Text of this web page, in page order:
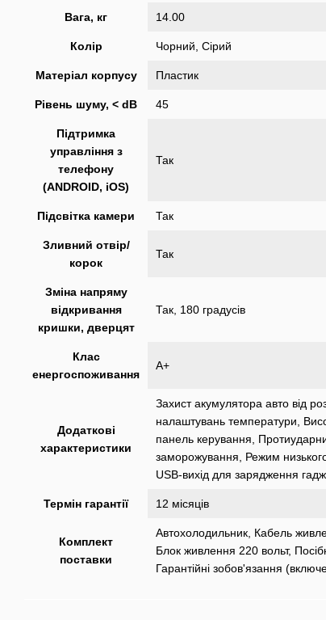
Вага, кг 14.00
Колір Чорний, Сірий
Матеріал корпусу Пластик
Рівень шуму, < dB 45
Підтримка
управління з
телефону
(ANDROID, iOS)
Так
Підсвітка камери Так
Зливний отвір/
корок
Так
Зміна напряму
відкривання
кришки, дверцят
Так, 180 градусів
Клас
енергоспоживання
А+
Додаткові
характеристики
Захист акумулятора авто від
налаштувань температури,
панель керування,
заморожування, Режим
USB-вихід для зарядження
Термін гарантії 12 місяців
Комплект
поставки
Автохолодильник, Кабель
Блок живлення 220 вольт,
Гарантійні зобов'язання